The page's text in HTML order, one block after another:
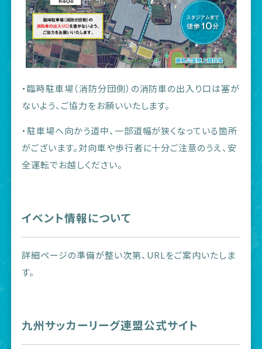
・臨時駐車場（消防分団側）の消防車の出入り口は塞が
ないよう、ご協力をお願いいたします。
・駐車場へ向かう道中、一部道幅が狭くなっている箇所
がございます。対向車や歩行者に十分ご注意のうえ、安
全運転でお越しください。
イベント情報について
詳細ページの準備が整い次第、URLをご案内いたしま
す。
九州サッカーリーグ連盟公式サイト